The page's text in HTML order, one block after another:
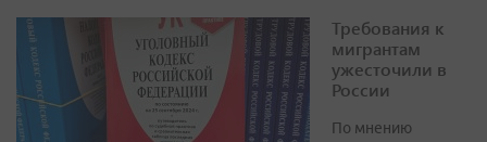
Требования к
мигрантам
ужесточили в
России
По мнению